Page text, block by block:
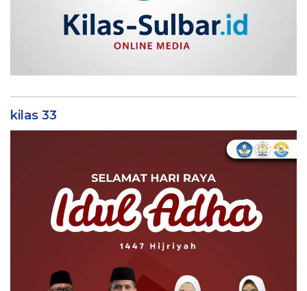
kilas 33